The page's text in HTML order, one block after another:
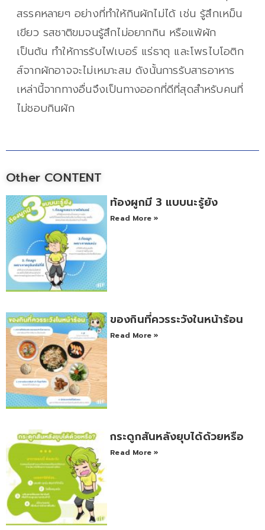
สรรคหลายๆ อย่างที่ทำให้กินผักไม่ได้ เช่น รู้สึกเหม็น
เขียว รสชาติขมจนรู้สึกไม่อยากกิน หรือแพ้ผัก
เป็นต้น ทำให้การรับไฟเบอร์ แร่ธาตุ และโพรไบโอติก
ส์จากผักอาจจะไม่เหมาะสม ดังนั้นการรับสารอาหาร
เหล่านี้จากทางอื่นจึงเป็นทางออกที่ดีที่สุดสำหรับคนที่
ไม่ชอบกินผัก
Other CONTENT
ท้องผูกมี 3 แบบนะรู้ยัง
Read More »
ของกินที่ควรระวังในหน้าร้อน
Read More »
กระดูกสันหลังยุบได้ด้วยหรือ
Read More »